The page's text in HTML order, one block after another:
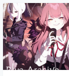
想像して、創造して